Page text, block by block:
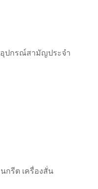
อุปกรณ์สามัญประจำ
กรีต เครื่องสั่น